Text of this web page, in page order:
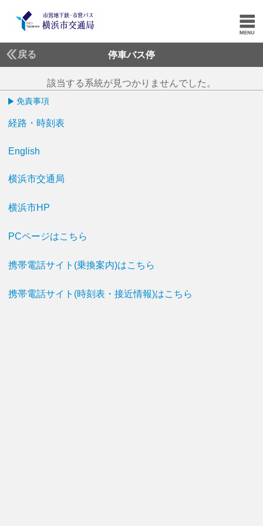
戻る 停車バス停
該当する系統が見つかりませんでした。
免責事項
経路・時刻表
English
横浜市交通局
横浜市HP
PCページはこちら
携帯電話サイト(乗換案内)はこちら
携帯電話サイト(時刻表・接近情報)はこちら